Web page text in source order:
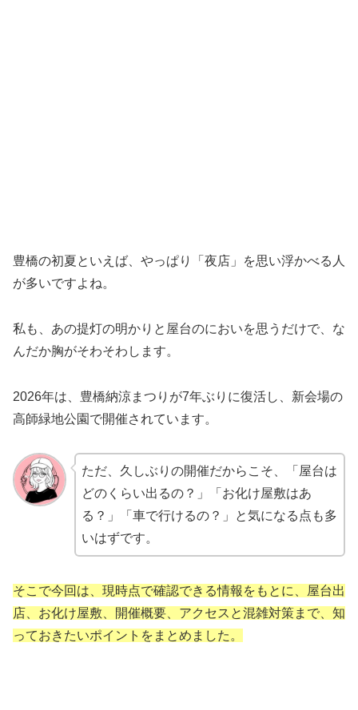
豊橋の初夏といえば、やっぱり「夜店」を思い浮かべる人
が多いですよね。
私も、あの提灯の明かりと屋台のにおいを思うだけで、な
んだか胸がそわそわします。
2026年は、豊橋納涼まつりが7年ぶりに復活し、新会場の
高師緑地公園で開催されています。
ただ、久しぶりの開催だからこそ、「屋台は
どのくらい出るの？」「お化け屋敷はあ
る？」「車で行けるの？」と気になる点も多
いはずです。
そこで今回は、現時点で確認できる情報をもとに、屋台出
店、お化け屋敷、開催概要、アクセスと混雑対策まで、知
っておきたいポイントをまとめました。